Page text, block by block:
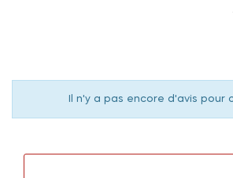
Il n'y a pas encore d'avis pour